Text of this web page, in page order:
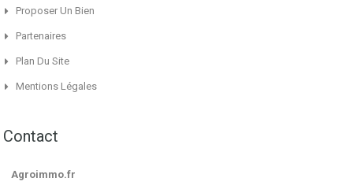
Proposer Un Bien
Partenaires
Plan Du Site
Mentions Légales
Contact
Agroimmo.fr